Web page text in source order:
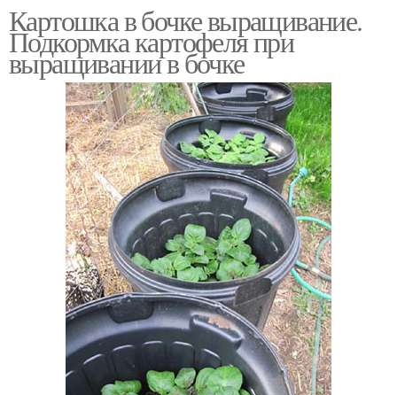
Картошка в бочке выращивание.
Подкормка картофеля при
выращивании в бочке